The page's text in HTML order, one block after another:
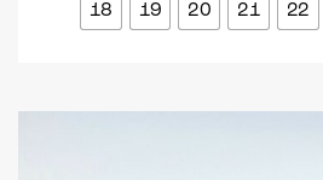
18 19 20 21 22